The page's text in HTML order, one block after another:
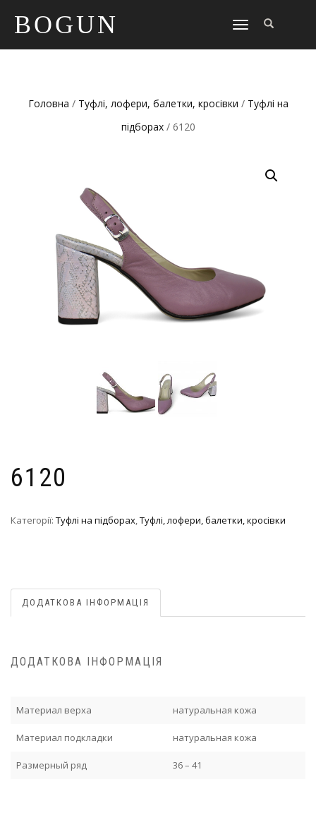
BOGUN
TOGGLE
Головна / Туфлі, лофери, балетки, кросівки / Туфлі на
підборах/ 6120
6120
Категорії: Туфлі на підборах,Туфлі, лофери, балетки, кросівки
ДОДАТКОВА ІНФОРМАЦІЯ
ДОДАТКОВА ІНФОРМАЦІЯ
Материал верха натуральная кожа
Материал подкладки натуральная кожа
Размерный ряд 36 – 41